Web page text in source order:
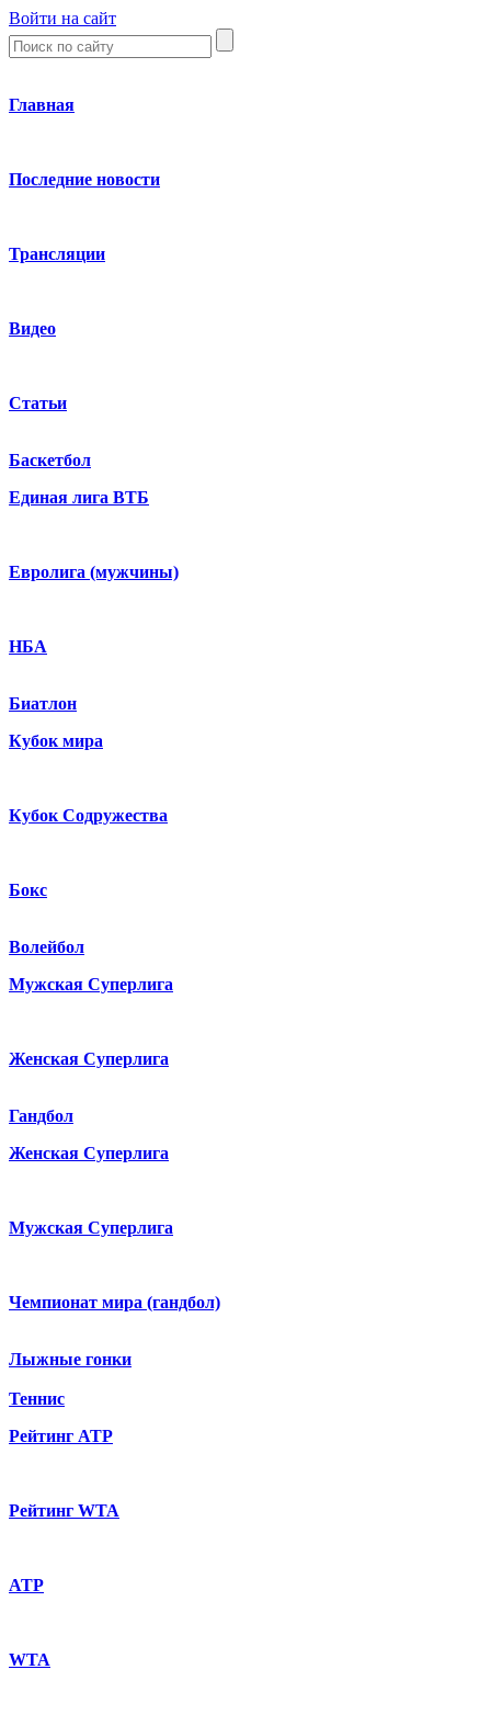
Войти на сайт
Главная
Последние новости
Трансляции
Видео
Статьи
Баскетбол
Единая лига ВТБ
Евролига (мужчины)
НБА
Биатлон
Кубок мира
Кубок Содружества
Бокс
Волейбол
Мужская Суперлига
Женская Суперлига
Гандбол
Женская Суперлига
Мужская Суперлига
Чемпионат мира (гандбол)
Лыжные гонки
Теннис
Рейтинг ATP
Рейтинг WTA
ATP
WTA